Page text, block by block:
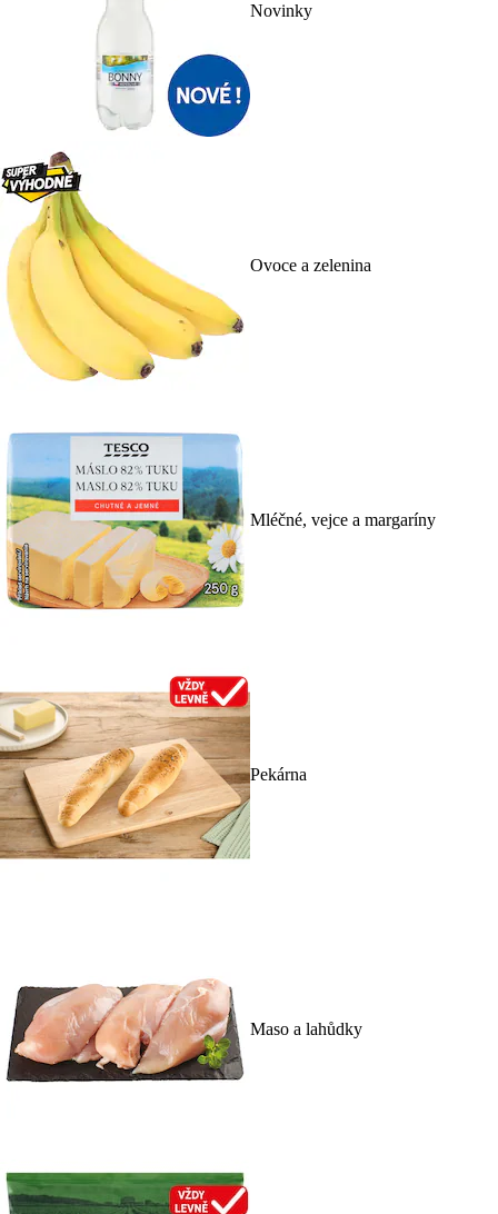
Novinky
Ovoce a zelenina
Mléčné, vejce a margaríny
Pekárna
Maso a lahůdky